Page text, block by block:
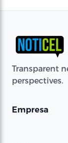
Transparent
perspectives.
Empresa